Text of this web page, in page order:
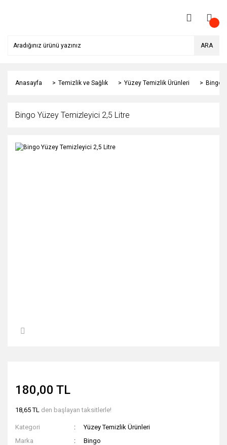
ARA
Anasayfa Temizlik ve Sağlık Yüzey Temizlik Ürünleri Bingo
Bingo Yüzey Temizleyici 2,5 Litre
180,00 TL
18,65 TL den başlayan taksitlerle!
Kategori
Yüzey Temizlik Ürünleri
Marka
Bingo